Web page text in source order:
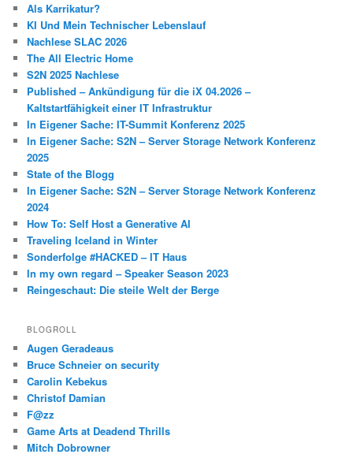
Als Karrikatur?
KI Und Mein Technischer Lebenslauf
Nachlese SLAC 2026
The All Electric Home
S2N 2025 Nachlese
Published – Ankündigung für die iX 04.2026 –
Kaltstartfähigkeit einer IT Infrastruktur
In Eigener Sache: IT-Summit Konferenz 2025
In Eigener Sache: S2N – Server Storage Network Konferenz
2025
State of the Blogg
In Eigener Sache: S2N – Server Storage Network Konferenz
2024
How To: Self Host a Generative AI
Traveling Iceland in Winter
Sonderfolge #HACKED – IT Haus
In my own regard – Speaker Season 2023
Reingeschaut: Die steile Welt der Berge
BLOGROLL
Augen Geradeaus
Bruce Schneier on security
Carolin Kebekus
Christof Damian
F@zz
Game Arts at Deadend Thrills
Mitch Dobrowner